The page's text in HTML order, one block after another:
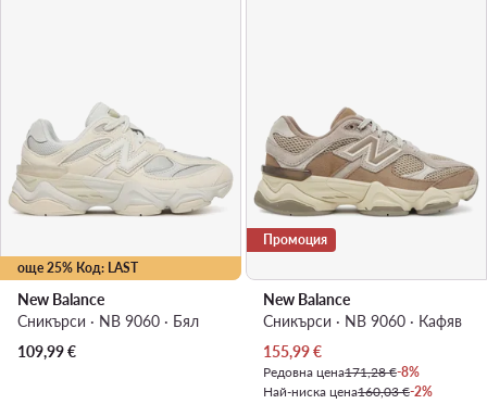
още 25% Код: LAST
New Balance
Сникърси · NB 9060 · Бял
109,99€
Промоция
New Balance
Сникърси · NB 9060 · Кафяв
Актуална цена
155,99€
Редовна цена171,28 €-8%
Най-ниска цена160,03 €-2%